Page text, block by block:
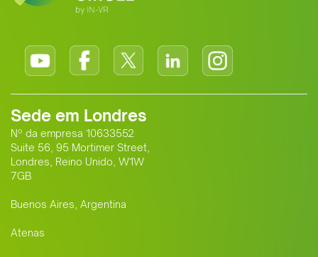
Sede em Londres
Nº da empresa 10633552
Suite 56, 95 Mortimer Street,
Londres, Reino Unido, W1W
7GB
Buenos Aires, Argentina
Atenas